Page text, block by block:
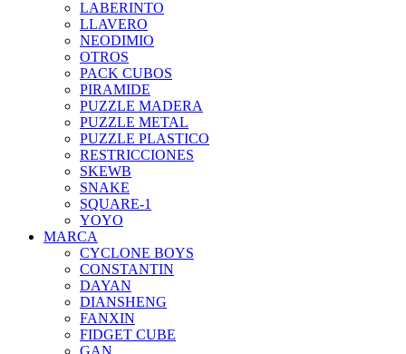
LABERINTO
LLAVERO
NEODIMIO
OTROS
PACK CUBOS
PIRAMIDE
PUZZLE MADERA
PUZZLE METAL
PUZZLE PLASTICO
RESTRICCIONES
SKEWB
SNAKE
SQUARE-1
YOYO
MARCA
CYCLONE BOYS
CONSTANTIN
DAYAN
DIANSHENG
FANXIN
FIDGET CUBE
GAN